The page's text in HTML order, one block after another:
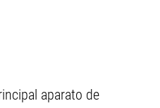
aparato de